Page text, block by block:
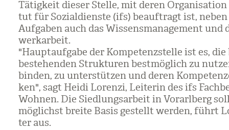
Tätig­keit die­ser Stelle, mit deren
tut für Sozi­al­dienste (ifs) beauf­tragt ist,
Auf­ga­ben auch das Wis­sens­ma­nage­ment und
werk­ar­beit.
"Haupt­auf­gabe der Kom­pe­tenz­stelle ist es,
beste­hen­den Struk­tu­ren best­mög­lich zu
bin­den, zu unter­stüt­zen und deren
ken", sagt Heidi Lorenzi, Lei­te­rin des ifs
Woh­nen. Die Sied­lungs­ar­beit in Vor­arl­berg
mög­lichst breite Basis gestellt wer­den, führt
ter aus.